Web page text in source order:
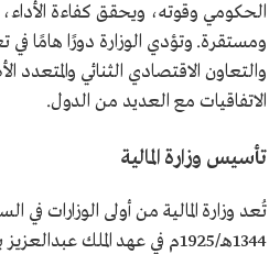
الحكومي وقوته، ويحقق كفاءة الأداء،
ومستقرة. وتؤدي الوزارة دورًا هامًا في
والتعاون الاقتصادي الثنائي والمتعدد
الاتفاقيات مع العديد من الدول.
تأسيس وزارة المالية
تُعد وزارة المالية من أولى الوزارات
1344هـ/1925م في عهد الملك